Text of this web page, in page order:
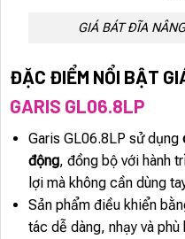
GIÁ BÁT ĐĨA
ĐẶC ĐIỂM NỔI BẬT
GARIS GL06.8LP
Garis GL06.8LP sử dụng
động, đồng bộ với hành
lợi mà không cần dùng
Sản phẩm điều khiển
tác dễ dàng, nhạy và